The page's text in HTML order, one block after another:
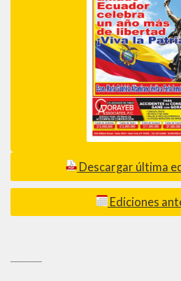
Descargar última
Ediciones